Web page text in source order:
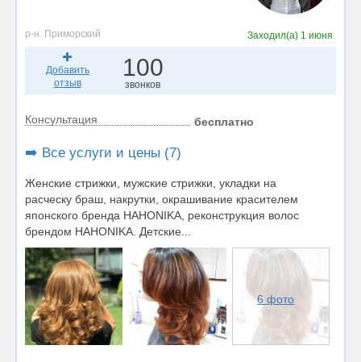
р-н. Приморский Заходил(а) 1 июня
Добавить
отзыв
100
звонков
Консультация бесплатно
➡️ Все услуги и цены (7)
Женские стрижки, мужские стрижки, укладки на
расческу браш, накрутки, окрашивание красителем
японского бренда НАНОNIKA, реконструкция волос
брендом HAHONIKA. Детские...
6 фото